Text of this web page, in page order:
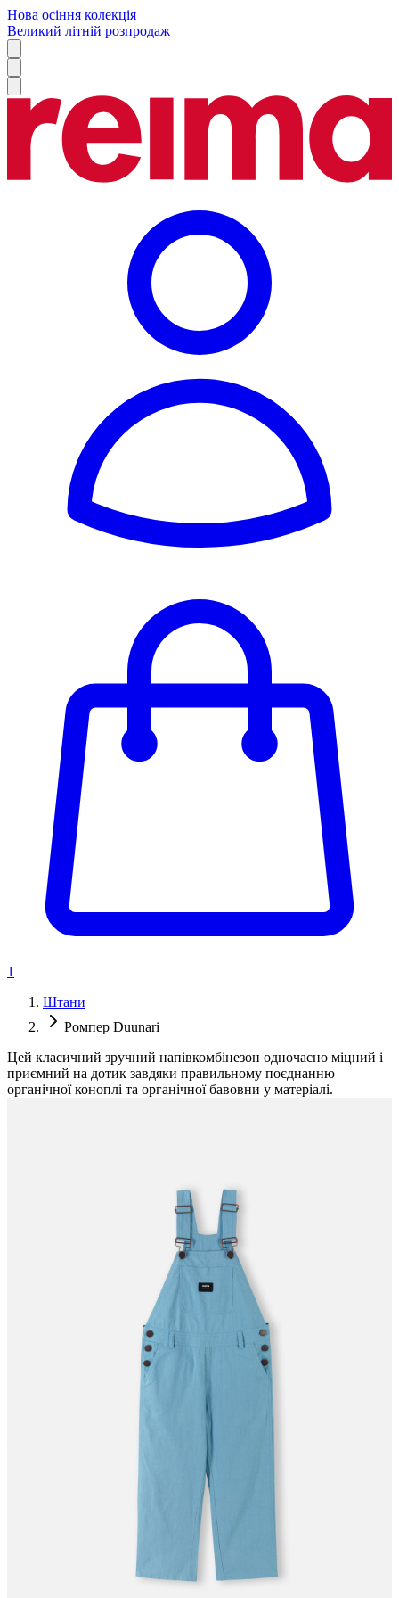
Нова осіння колекція
Великий літній розпродаж
1
Штани
Ромпер Duunari
Цей класичний зручний напівкомбінезон одночасно міцний і
приємний на дотик завдяки правильному поєднанню
органічної коноплі та органічної бавовни у матеріалі.